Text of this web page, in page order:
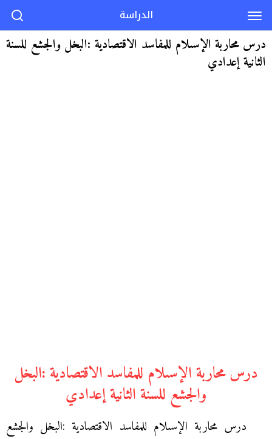
درس محاربة الإسىلام للمفاسد الاقتصادية :البخل والجشع للسنة
الثانية إعدادي
درس محاربة الإسىلام للمفاسد الاقتصادية :البخل
والجشع للسنة الثانية إعدادي
درس محاربة الإسىلام للمفاسد الاقتصادية :البخل والجشع
الدراسة